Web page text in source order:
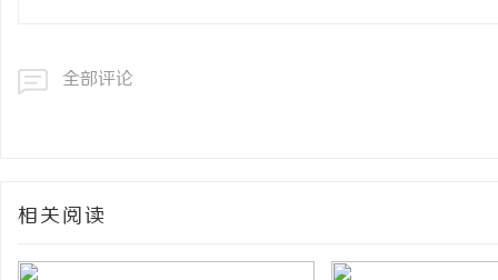
全部评论
相关阅读